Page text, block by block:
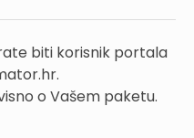
biti korisnik portala
o Vašem paketu.